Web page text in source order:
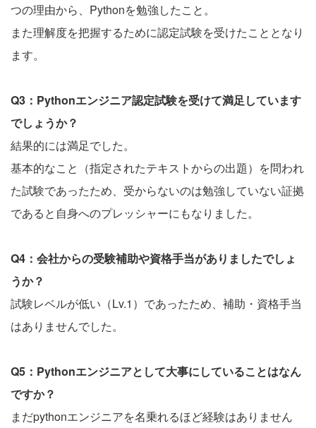
つの理由から、Pythonを勉強したこと。
また理解度を把握するために認定試験を受けたこととなり
ます。
Q3：Pythonエンジニア認定試験を受けて満足しています
でしょうか？
結果的には満足でした。
基本的なこと（指定されたテキストからの出題）を問われ
た試験であったため、受からないのは勉強していない証拠
であると自身へのプレッシャーにもなりました。
Q4：会社からの受験補助や資格手当がありましたでしょ
うか？
試験レベルが低い（Lv.1）であったため、補助・資格手当
はありませんでした。
Q5：Pythonエンジニアとして大事にしていることはなん
ですか？
まだpythonエンジニアを名乗れるほど経験はありません